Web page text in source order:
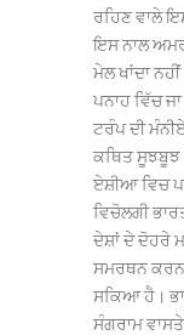
ਰਹਿਣ ਵਾਲੇ
ਇਸ ਨਾਲ
ਮੇਲ ਖਾਂਦਾ
ਪਨਾਹ ਵਿੱਚ
ਟਰੰਪ ਦੀ
ਕਥਿਤ ਸੂਝਬੂਝ
ਏਸ਼ੀਆ ਵਿਚ
ਵਿਚੋਲਗੀ
ਦੇਸ਼ਾਂ ਦੇ ਦੋਹਰੇ
ਸਮਰਥਨ ਕਰਨ
ਸਕਿਆ ਹੈ।
ਸੰਗਰਾਮ